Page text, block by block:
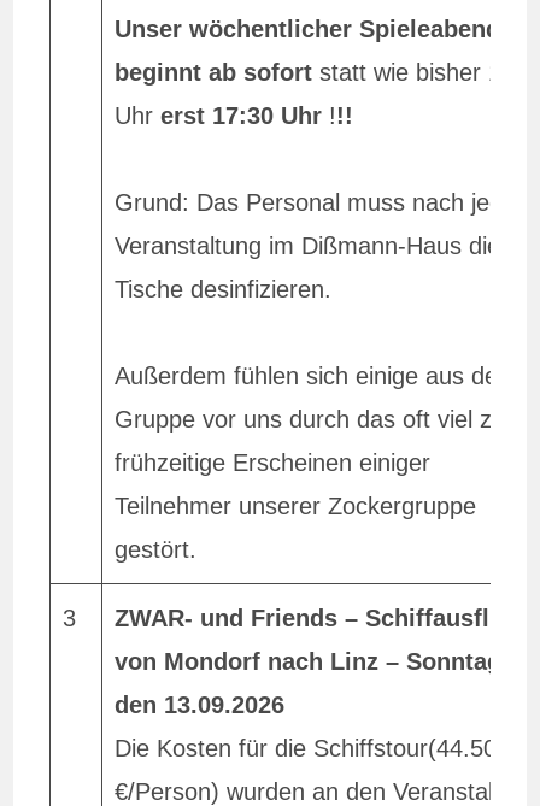
Unser wöchentlicher Spieleabend
beginnt ab sofortstatt wie bisher 17
Uhrerst 17:30 Uhr !!!
Grund: Das Personal muss nach jeder
Veranstaltung im Dißmann-Haus die
Tische desinfizieren.
Außerdem fühlen sich einige aus der
Gruppe vor uns durch das oft viel zu
frühzeitige Erscheinen einiger
Teilnehmer unserer Zockergruppe
gestört.
3
ZWAR- und Friends – Schiffausflug
von Mondorf nach Linz – Sonntag,
den 13.09.2026
Die Kosten für die Schiffstour(44.50
€/Person) wurden an den Veranstalter